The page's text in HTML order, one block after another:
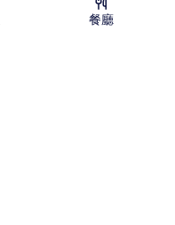
餐廳